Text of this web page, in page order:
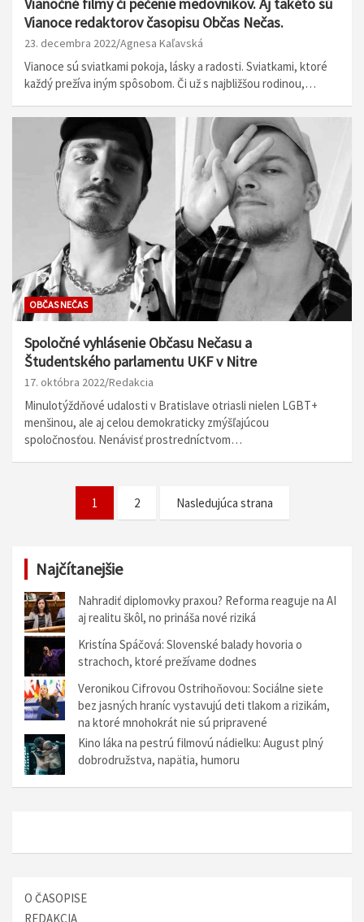
Vianoce redaktorov časopisu Občas Nečas.
23. decembra 2022 Agnesa Kaľavská
Vianoce sú sviatkami pokoja, lásky a radosti. Sviatkami, ktoré
každý prežíva iným spôsobom. Či už s najbližšou rodinou,…
OBČAS NEČAS
Spoločné vyhlásenie Občasu Nečasu a
Študentského parlamentu UKF v Nitre
17. októbra 2022 Redakcia
Minulotýždňové udalosti v Bratislave otriasli nielen LGBT+
menšinou, ale aj celou demokraticky zmýšľajúcou
spoločnosťou. Nenávisť prostredníctvom…
l
1 2 Nasledujúca strana
Najčítanejšie
Nahradiť diplomovky praxou? Reforma reaguje na AI
aj realitu škôl, no prináša nové riziká
Kristína Spáčová: Slovenské balady hovoria o
strachoch, ktoré prežívame dodnes
Veronikou Cifrovou Ostrihoňovou: Sociálne siete
bez jasných hraníc vystavujú deti tlakom a rizikám,
na ktoré mnohokrát nie sú pripravené
Kino láka na pestrú filmovú nádielku: August plný
dobrodružstva, napätia, humoru
O ČASOPISE
REDAKCIA